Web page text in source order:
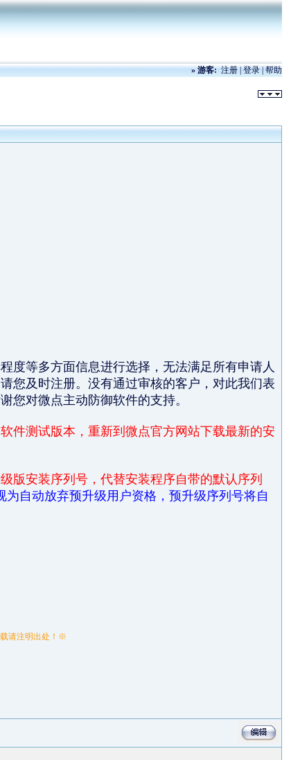
» 游客:注册|登录|帮助
度等多方面信息进行选择，无法满足所有申请人
您及时注册。没有通过审核的客户，对此我们表
您对微点主动防御软件的支持。
件测试版本，重新到微点官方网站下载最新的安
版安装序列号，代替安装程序自带的默认序列
自动放弃预升级用户资格，预升级序列号将自
请注明出处！※